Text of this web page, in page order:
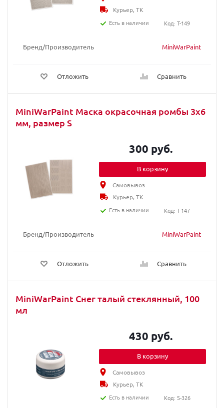
Бренд/Производитель MiniWarPaint
Отложить Сравнить
Курьер, ТК
Есть в наличии
Код: T-149
MiniWarPaint Маска окрасочная ромбы 3х6
мм, размер S
Бренд/Производитель MiniWarPaint
Отложить Сравнить
300 руб.
В корзину
Самовывоз
Курьер, ТК
Есть в наличии
Код: T-147
MiniWarPaint Снег талый стеклянный, 100
мл
430 руб.
В корзину
Самовывоз
Курьер, ТК
Есть в наличии
Код: S-326